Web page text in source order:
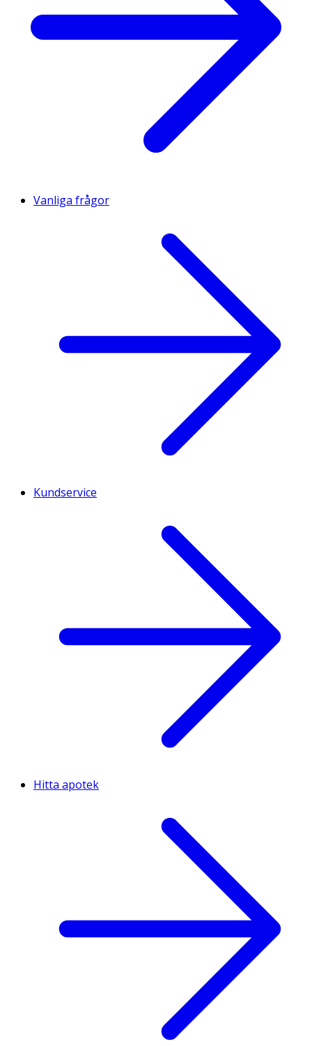
Vanliga frågor
Kundservice
Hitta apotek